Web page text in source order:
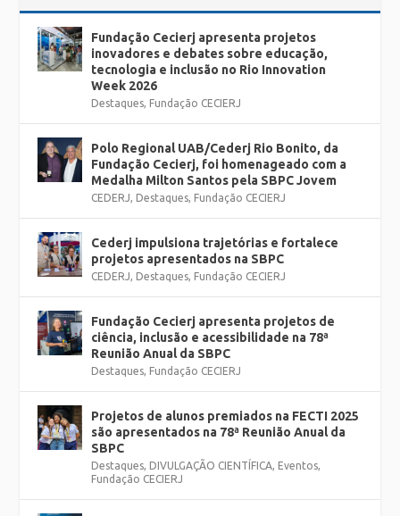
Fundação Cecierj apresenta projetos
inovadores e debates sobre educação,
tecnologia e inclusão no Rio Innovation
Week 2026
Destaques, Fundação CECIERJ
Polo Regional UAB/Cederj Rio Bonito, da
Fundação Cecierj, foi homenageado com a
Medalha Milton Santos pela SBPC Jovem
CEDERJ, Destaques, Fundação CECIERJ
Cederj impulsiona trajetórias e fortalece
projetos apresentados na SBPC
CEDERJ, Destaques, Fundação CECIERJ
Fundação Cecierj apresenta projetos de
ciência, inclusão e acessibilidade na 78ª
Reunião Anual da SBPC
Destaques, Fundação CECIERJ
Projetos de alunos premiados na FECTI 2025
são apresentados na 78ª Reunião Anual da
SBPC
Destaques, DIVULGAÇÃO CIENTÍFICA, Eventos,
Fundação CECIERJ